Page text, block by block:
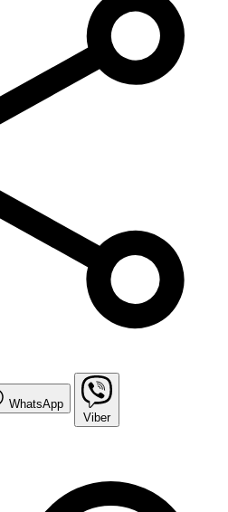
WhatsApp
Viber